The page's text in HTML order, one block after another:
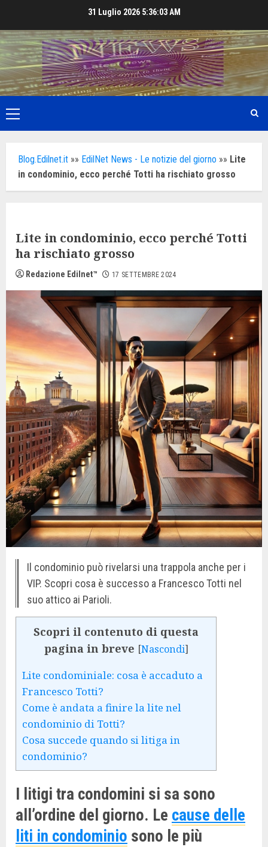
content
31 Luglio 2026 5:36:05 AM
Primary
Menu
Blog.Edilnet.it »» EdilNet News - Le notizie del giorno »» Lite
in condominio, ecco perché Totti ha rischiato grosso
Lite in condominio, ecco perché Totti
ha rischiato grosso
Redazione Edilnet™ 17 SETTEMBRE 2024
Il condominio può rivelarsi una trappola anche per i
VIP. Scopri cosa è successo a Francesco Totti nel
suo attico ai Parioli.
Scopri il contenuto di questa
pagina in breve [Nascondi]
Lite condominiale: cosa è accaduto a
Francesco Totti?
Come è andata a finire la lite nel
condominio di Totti?
Cosa succede quando si litiga in
condominio?
I litigi tra condomini si sa sono
all’ordine del giorno. Le cause delle
liti in condominio sono le più